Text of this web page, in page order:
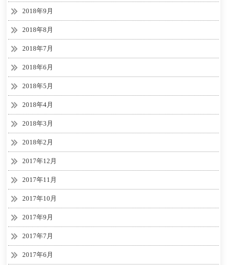
2018年9月
2018年8月
2018年7月
2018年6月
2018年5月
2018年4月
2018年3月
2018年2月
2017年12月
2017年11月
2017年10月
2017年9月
2017年7月
2017年6月